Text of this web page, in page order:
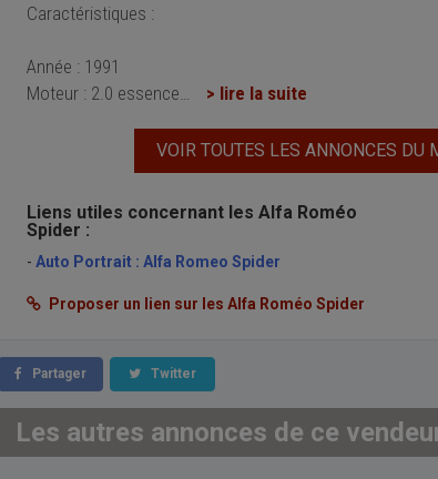
Caractéristiques :
Année : 1991
Moteur : 2.0 essence
> lire la suite
VOIR TOUTES LES ANNONCES DU
Liens utiles concernant les Alfa Roméo
Spider :
- Auto Portrait : Alfa Romeo Spider
Proposer un lien sur les Alfa Roméo Spider
Partager Twitter
Les autres annonces de ce